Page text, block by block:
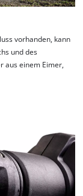
to the
this content
Consent
vorhanden, kann
und des
aus einem Eimer,